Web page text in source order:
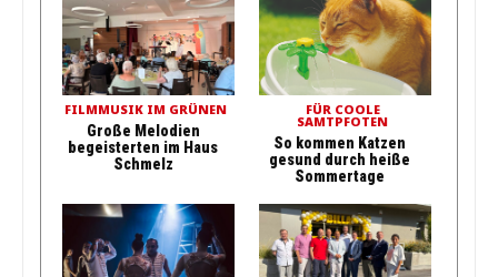
FILMMUSIK IM GRÜNEN
Große Melodien
begeisterten im Haus
Schmelz
FÜR COOLE
SAMTPFOTEN
So kommen Katzen
gesund durch heiße
Sommertage